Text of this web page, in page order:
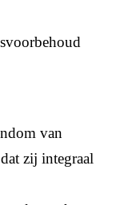
van
zij integraal